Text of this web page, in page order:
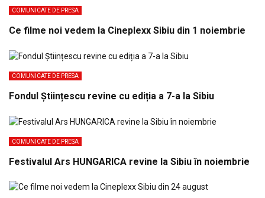
COMUNICATE DE PRESA
Ce filme noi vedem la Cineplexx Sibiu din 1 noiembrie
COMUNICATE DE PRESA
Fondul Științescu revine cu ediția a 7-a la Sibiu
COMUNICATE DE PRESA
Festivalul Ars HUNGARICA revine la Sibiu în noiembrie